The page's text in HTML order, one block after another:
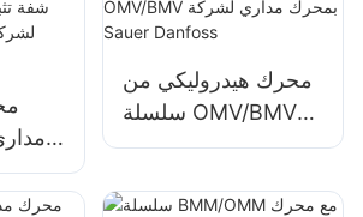
محرك هيدروليكي من
سلسلة OMV/BMV
بمحرك مداري لشركة